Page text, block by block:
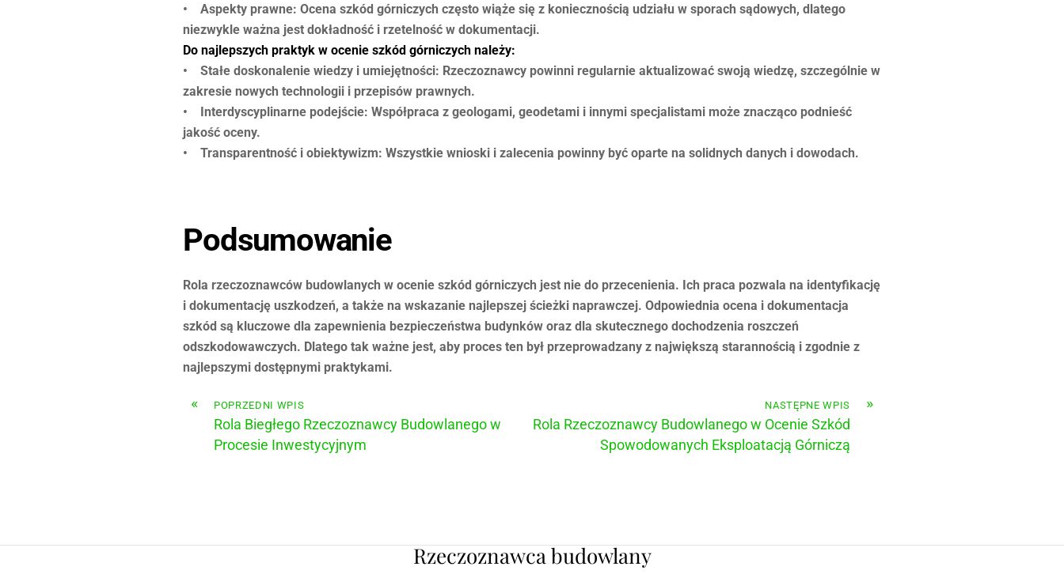
• Aspekty prawne: Ocena szkód górniczych często wiąże się z koniecznością udziału w sporach sądowych, dlatego
niezwykle ważna jest dokładność i rzetelność w dokumentacji.
Do najlepszych praktyk w ocenie szkód górniczych należy:
• Stałe doskonalenie wiedzy i umiejętności: Rzeczoznawcy powinni regularnie aktualizować swoją wiedzę, szczególnie w
zakresie nowych technologii i przepisów prawnych.
• Interdyscyplinarne podejście: Współpraca z geologami, geodetami i innymi specjalistami może znacząco podnieść
jakość oceny.
• Transparentność i obiektywizm: Wszystkie wnioski i zalecenia powinny być oparte na solidnych danych i dowodach.
Podsumowanie
Rola rzeczoznawców budowlanych w ocenie szkód górniczych jest nie do przecenienia. Ich praca pozwala na identyfikację
i dokumentację uszkodzeń, a także na wskazanie najlepszej ścieżki naprawczej. Odpowiednia ocena i dokumentacja
szkód są kluczowe dla zapewnienia bezpieczeństwa budynków oraz dla skutecznego dochodzenia roszczeń
odszkodowawczych. Dlatego tak ważne jest, aby proces ten był przeprowadzany z największą starannością i zgodnie z
najlepszymi dostępnymi praktykami.
« POPRZEDNI WPIS
Rola Biegłego Rzeczoznawcy Budowlanego w
Procesie Inwestycyjnym
»
NASTĘPNE WPIS
Rola Rzeczoznawcy Budowlanego w Ocenie Szkód
Spowodowanych Eksploatacją Górniczą
Rzeczoznawca budowlany